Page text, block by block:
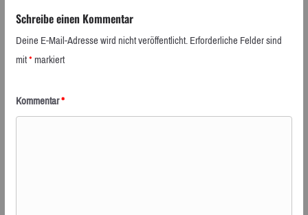
Schreibe einen Kommentar
Deine E-Mail-Adresse wird nicht veröffentlicht.Erforderliche Felder sind
mit*markiert
Kommentar*